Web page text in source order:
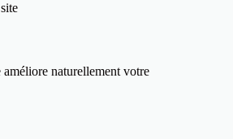
naturellement votre